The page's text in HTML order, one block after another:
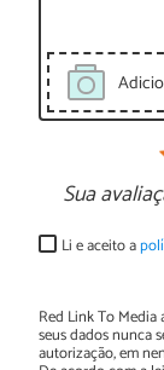
Sua
Li e aceito a
Red Link To Media
seus dados nunca
autorização, em